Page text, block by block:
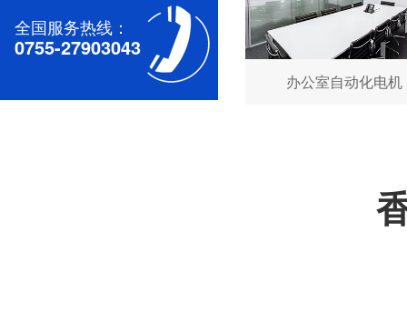
办公室自动化电机
深圳无刷直流电机电机厂家为您揭秘:无刷污香蕉视频网站的特点及优势分析
全国服务热线：
0755-27903043